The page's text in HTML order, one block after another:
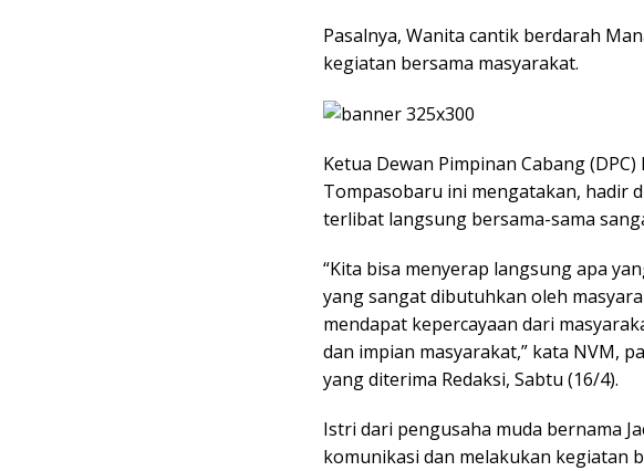
Pasalnya, Wanita cantik berdarah
kegiatan bersama masyarakat.
Ketua Dewan Pimpinan Cabang
Tompasobaru ini mengatakan, hadir
terlibat langsung bersama-sama
“Kita bisa menyerap langsung apa
yang sangat dibutuhkan oleh
mendapat kepercayaan dari
dan impian masyarakat,” kata NVM,
yang diterima Redaksi, Sabtu (16/4).
Istri dari pengusaha muda bernama
komunikasi dan melakukan kegiatan